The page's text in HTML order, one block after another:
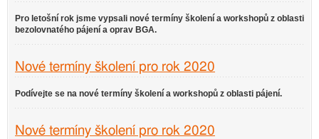
Pro letošní rok jsme vypsali nové termíny školení a workshopů z oblasti
bezolovnatého pájení a oprav BGA.
Nové termíny školení pro rok 2020
Podívejte se na nové termíny školení a workshopů z oblasti pájení.
Nové termíny školení pro rok 2020